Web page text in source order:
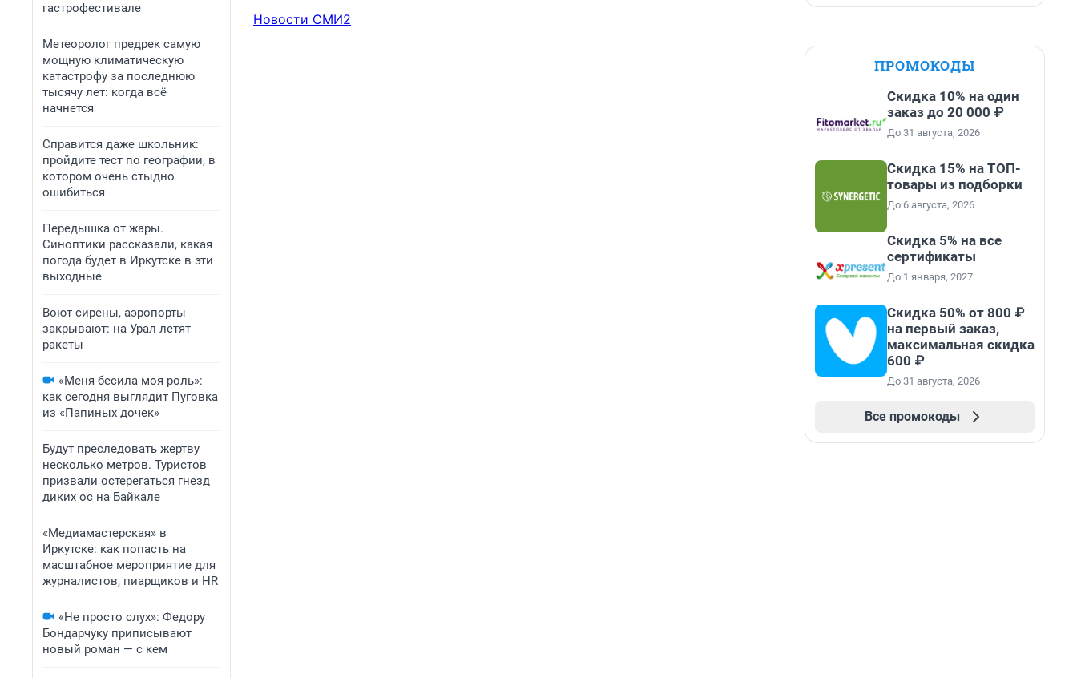
гастрофестивале
Метеоролог предрек самую
мощную климатическую
катастрофу за последнюю
тысячу лет: когда всё
начнется
Справится даже школьник:
пройдите тест по географии, в
котором очень стыдно
ошибиться
Передышка от жары.
Синоптики рассказали, какая
погода будет в Иркутске в эти
выходные
Воют сирены, аэропорты
закрывают: на Урал летят
ракеты
«Меня бесила моя роль»:
как сегодня выглядит Пуговка
из «Папиных дочек»
Будут преследовать жертву
несколько метров. Туристов
призвали остерегаться гнезд
диких ос на Байкале
«Медиамастерская» в
Иркутске: как попасть на
масштабное мероприятие для
журналистов, пиарщиков и HR
«Не просто слух»: Федору
Бондарчуку приписывают
новый роман — с кем
Новости СМИ2
ПРОМОКОДЫ
Скидка 10% на один
заказ до 20 000 ₽
До 31 августа, 2026
Скидка 15% на ТОП-
товары из подборки
До 6 августа, 2026
Скидка 5% на все
сертификаты
До 1 января, 2027
Скидка 50% от 800 ₽
на первый заказ,
максимальная скидка
600 ₽
До 31 августа, 2026
Все промокоды